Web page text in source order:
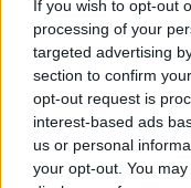
If you wish to opt-out
processing of your
targeted advertising
section to confirm
opt-out request is
interest-based ads
us or personal
your opt-out. You
βίντεο
τους ήχους μιας
την ξέρουν όλοι
παράκλητε”)
Εθνικού μας